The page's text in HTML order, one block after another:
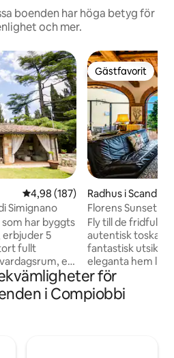
boenden har höga betyg för
och mer.
4,98 av 5 i genomsnittligt
4,98 (187)
Simignano
har byggts
erbjuder 5
fullt
en
parkering, en
soffor, en
Gästfavorit
Gästfavorit
Radhus i Scandicci
Florens Sunset
Fly till de fridfulla
autentisk
fantastisk utsikt
eleganta hem
stadens centrum
och är den
utforska Toscana
för
i Compiobbi